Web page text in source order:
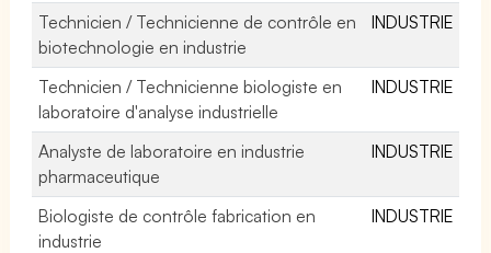
Technicien / Technicienne de contrôle en
biotechnologie en industrie
INDUSTRIE
Technicien / Technicienne biologiste en
laboratoire d'analyse industrielle
INDUSTRIE
Analyste de laboratoire en industrie
pharmaceutique
INDUSTRIE
Biologiste de contrôle fabrication en
industrie
INDUSTRIE